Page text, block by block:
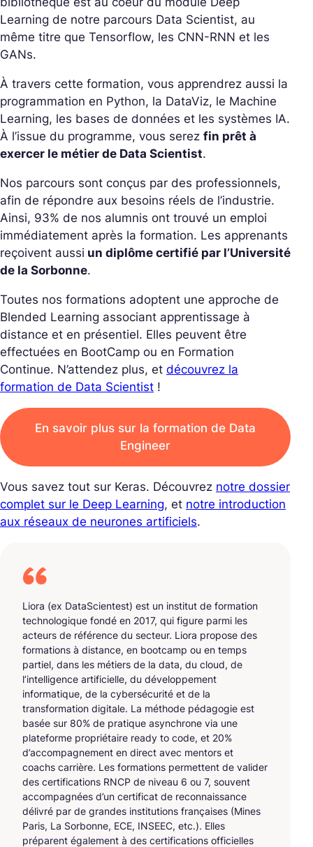
Learning de notre parcours Data Scientist, au
même titre que Tensorflow, les CNN-RNN et les
GANs.
À travers cette formation, vous apprendrez aussi la
programmation en Python, la DataViz, le Machine
Learning, les bases de données et les systèmes IA.
À l’issue du programme, vous serez fin prêt à
exercer le métier de Data Scientist.
Nos parcours sont conçus par des professionnels,
afin de répondre aux besoins réels de l’industrie.
Ainsi, 93% de nos alumnis ont trouvé un emploi
immédiatement après la formation. Les apprenants
reçoivent aussi un diplôme certifié par l’Université
de la Sorbonne.
Toutes nos formations adoptent une approche de
Blended Learning associant apprentissage à
distance et en présentiel. Elles peuvent être
effectuées en BootCamp ou en Formation
Continue. N’attendez plus, et découvrez la
formation de Data Scientist !
En savoir plus sur la formation de Data
Engineer
Vous savez tout sur Keras. Découvrez notre dossier
complet sur le Deep Learning, et notre introduction
aux réseaux de neurones artificiels.
Liora (ex DataScientest) est un institut de formation
technologique fondé en 2017, qui figure parmi les
acteurs de référence du secteur. Liora propose des
formations à distance, en bootcamp ou en temps
partiel, dans les métiers de la data, du cloud, de
l’intelligence artificielle, du développement
informatique, de la cybersécurité et de la
transformation digitale. La méthode pédagogie est
basée sur 80% de pratique asynchrone via une
plateforme propriétaire ready to code, et 20%
d’accompagnement en direct avec mentors et
coachs carrière. Les formations permettent de valider
des certifications RNCP de niveau 6 ou 7, souvent
accompagnées d’un certificat de reconnaissance
délivré par de grandes institutions françaises (Mines
Paris, La Sorbonne, ECE, INSEEC, etc.). Elles
préparent également à des certifications officielles